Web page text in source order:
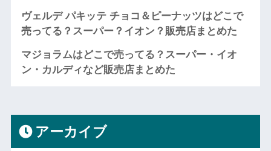
ヴェルデ パキッテ チョコ＆ピーナッツはどこで
売ってる？スーパー？イオン？販売店まとめた
マジョラムはどこで売ってる？スーパー・イオ
ン・カルディなど販売店まとめた
アーカイブ